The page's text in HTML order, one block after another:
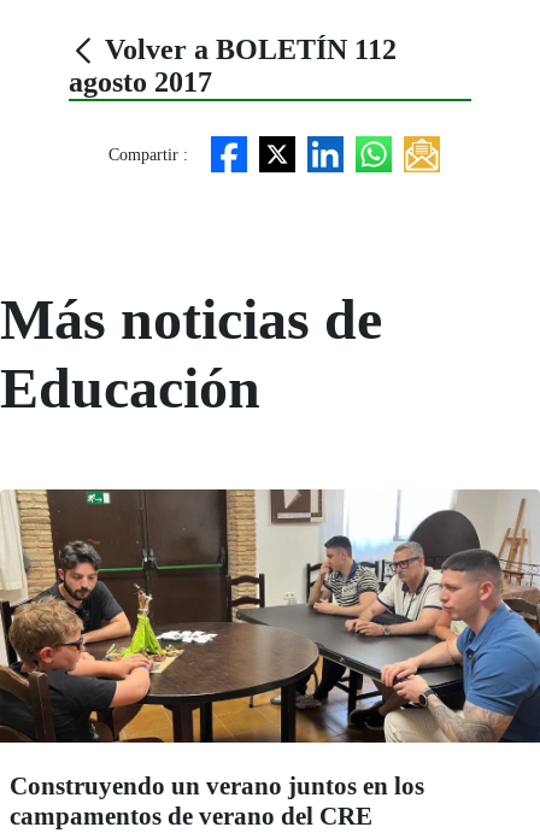
Volver a BOLETÍN 112
agosto 2017
Compartir :
Más noticias de
Educación
Construyendo un verano juntos en los
campamentos de verano del CRE